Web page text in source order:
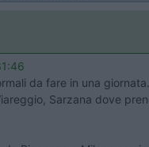
da fare in una
Sarzana dove